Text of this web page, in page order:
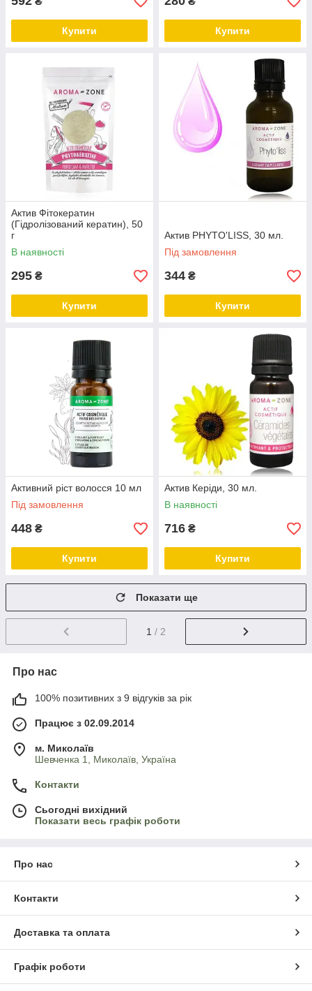
Купити Купити
Актив Фітокератин
(Гідролізований кератин), 50
г
В наявності
295 ₴
Купити
Актив PHYTO'LISS, 30 мл.
Під замовлення
344 ₴
Купити
Активний ріст волосся 10 мл
Під замовлення
448 ₴
Купити
Актив Керіди, 30 мл.
В наявності
716 ₴
Купити
Показати ще
1 / 2
Про нас
100% позитивних з 9 відгуків за рік
Працює з 02.09.2014
м. Миколаїв
Шевченка 1, Миколаїв, Україна
Контакти
Сьогодні вихідний
Показати весь графік роботи
Про нас
Контакти
Доставка та оплата
Графік роботи